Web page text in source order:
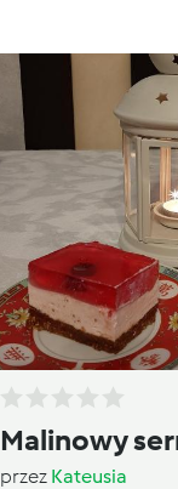
Malinowy
przez Kateusia